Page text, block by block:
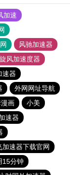
加速
风驰加速器
旋风加速度器
速器
外网网址导航
画
小美
速器
加速器下载官网
15分钟